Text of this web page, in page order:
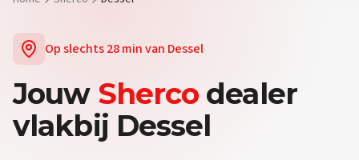
Op slechts28 minvan Dessel
Jouw Sherco dealer
vlakbij Dessel